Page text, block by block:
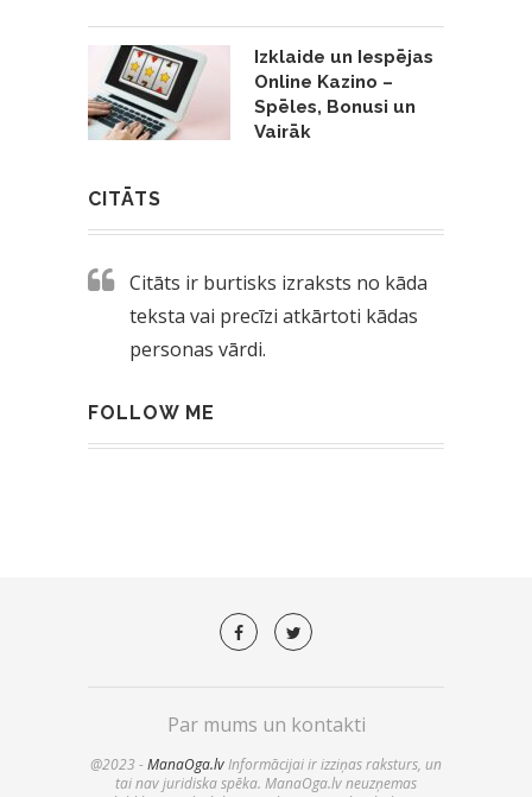
Izklaide un Iespējas
Online Kazino –
Spēles, Bonusi un
Vairāk
CITĀTS
Citāts ir burtisks izraksts no kāda
teksta vai precīzi atkārtoti kādas
personas vārdi.
FOLLOW ME
Par mums un kontakti
@2023 - ManaOga.lvInformācijai ir izziņas raksturs, un
tai nav juridiska spēka. ManaOga.lv neuzņemas